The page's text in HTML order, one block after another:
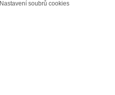
Nastavení soubrů cookies